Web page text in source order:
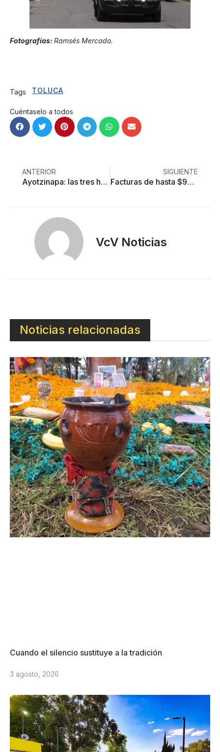
Fotografías: Ramsés Mercado.
Tags TOLUCA
Cuéntaselo a todos
ANTERIOR
Ayotzinapa: las tres hipótesis de la Comisión para la Verdad
SIGUIENTE
Facturas de hasta $900 mil por luz a campesinos del norte de Toluca
VcV Noticias
Noticias relacionadas
Cuando el silencio sustituye a la tradición
3 agosto, 2026